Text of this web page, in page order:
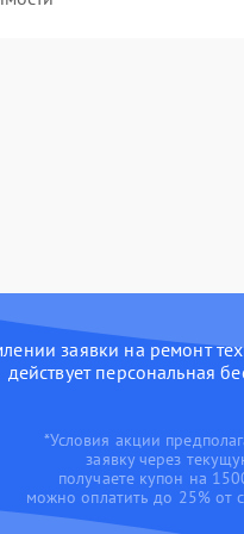
заявки на ремонт
действует персональная
*Условия акции
заявку через
получаете купон на
можно оплатить до 25% от